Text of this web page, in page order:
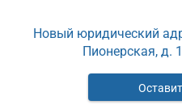
Новый юридический
Пионерская, д.